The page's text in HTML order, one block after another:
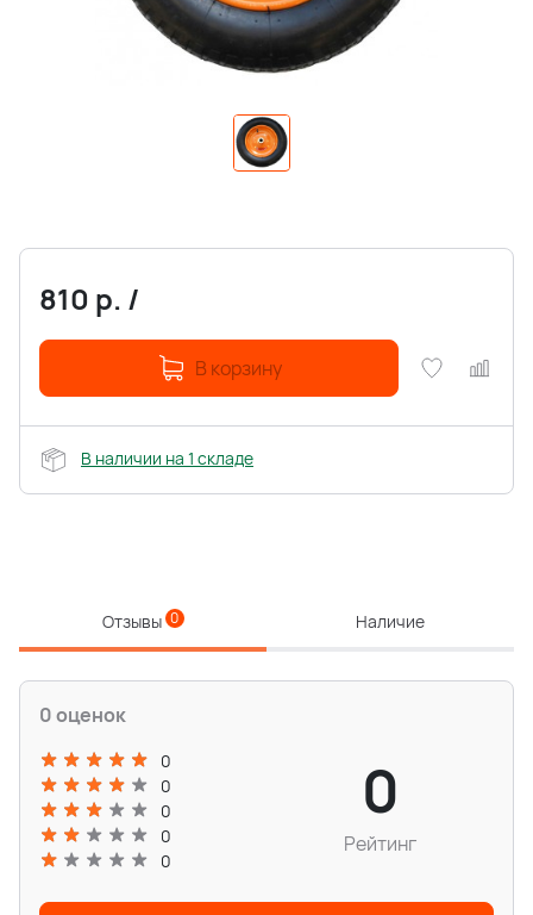
810 р. /
В корзину
В наличии на 1 складе
Отзывы 0 Наличие
0 оценок
0
0
0
0
0
0
Рейтинг